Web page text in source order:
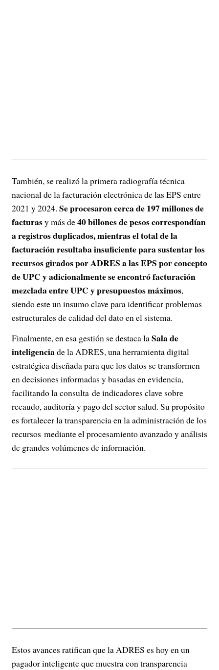
También, se realizó la primera radiografía técnica
nacional de la facturación electrónica de las EPS entre
2021 y 2024. Se procesaron cerca de 197 millones de
facturasy más de40 billones de pesos correspondían
a registros duplicados, mientras el total de la
facturación resultaba insuficiente para sustentar los
recursos girados por ADRES a las EPS por concepto
de UPC y adicionalmente se encontró facturación
mezclada entre UPC y presupuestos máximos,
siendo este un insumo clave para identificar problemas
estructurales de calidad del dato en el sistema.
Finalmente, en esa gestión se destaca laSala de
inteligenciade la ADRES, una herramienta digital
estratégica diseñada para que los datos se transformen
en decisiones informadas y basadas en evidencia,
facilitando la consulta de indicadores clave sobre
recaudo, auditoría y pago del sector salud. Su propósito
es fortalecer la transparencia en la administración de los
recursos mediante el procesamiento avanzado y análisis
de grandes volúmenes de información.
Estos avances ratifican que la ADRES es hoy en un
pagador inteligente que muestra con transparencia